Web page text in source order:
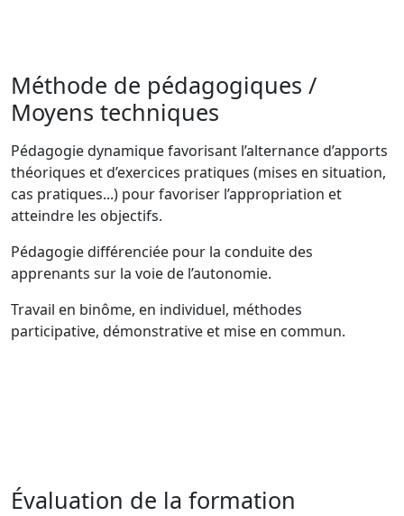
Méthode de pédagogiques /
Moyens techniques
Pédagogie dynamique favorisant l’alternance d’apports
théoriques et d’exercices pratiques (mises en situation,
cas pratiques...) pour favoriser l’appropriation et
atteindre les objectifs.
Pédagogie différenciée pour la conduite des
apprenants sur la voie de l’autonomie.
Travail en binôme, en individuel, méthodes
participative, démonstrative et mise en commun.
Évaluation de la formation